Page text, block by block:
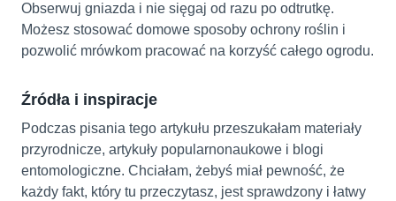
Obserwuj gniazda i nie sięgaj od razu po odtrutkę.
Możesz stosować domowe sposoby ochrony roślin i
pozwolić mrówkom pracować na korzyść całego ogrodu.
Źródła i inspiracje
Podczas pisania tego artykułu przeszukałam materiały
przyrodnicze, artykuły popularnonaukowe i blogi
entomologiczne. Chciałam, żebyś miał pewność, że
każdy fakt, który tu przeczytasz, jest sprawdzony i łatwy